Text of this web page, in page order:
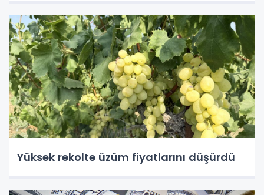
Yüksek rekolte üzüm fiyatlarını düşürdü